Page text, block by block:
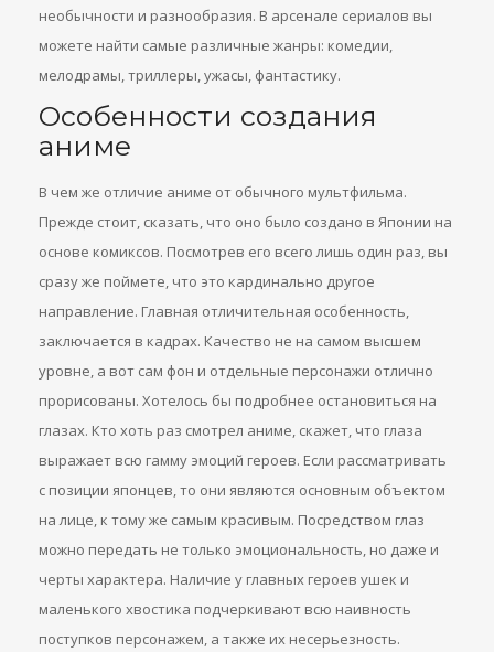
необычности и разнообразия. В арсенале сериалов вы
можете найти самые различные жанры: комедии,
мелодрамы, триллеры, ужасы, фантастику.
Особенности создания
аниме
В чем же отличие аниме от обычного мультфильма.
Прежде стоит, сказать, что оно было создано в Японии на
основе комиксов. Посмотрев его всего лишь один раз, вы
сразу же поймете, что это кардинально другое
направление. Главная отличительная особенность,
заключается в кадрах. Качество не на самом высшем
уровне, а вот сам фон и отдельные персонажи отлично
прорисованы. Хотелось бы подробнее остановиться на
глазах. Кто хоть раз смотрел аниме, скажет, что глаза
выражает всю гамму эмоций героев. Если рассматривать
с позиции японцев, то они являются основным объектом
на лице, к тому же самым красивым. Посредством глаз
можно передать не только эмоциональность, но даже и
черты характера. Наличие у главных героев ушек и
маленького хвостика подчеркивают всю наивность
поступков персонажем, а также их несерьезность.